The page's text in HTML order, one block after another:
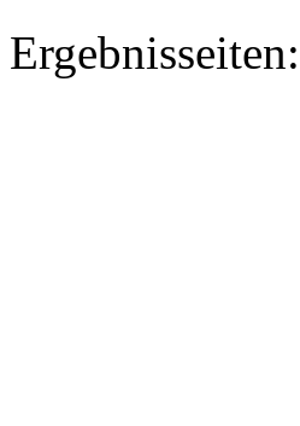
Ergebnisseiten: